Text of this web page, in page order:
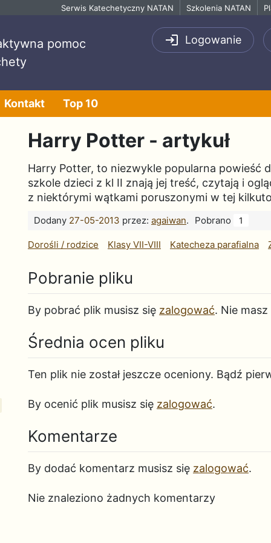
Serwis Katechetyczny NATAN Szkolenia NATAN
pomoc
Logowanie
Kontakt Top 10
Harry Potter - artykuł
Harry Potter, to niezwykle popularna powieść
szkole dzieci z kl II znają jej treść, czytają i
z niektórymi wątkami poruszonymi w tej
Dodany 27-05-2013 przez: agaiwan. Pobrano 1
Dorośli / rodzice Klasy VII-VIII Katecheza parafialna
Pobranie pliku
By pobrać plik musisz się zalogować. Nie
Średnia ocen pliku
Ten plik nie został jeszcze oceniony. Bądź
By ocenić plik musisz się zalogować.
Komentarze
By dodać komentarz musisz się zalogować.
Nie znaleziono żadnych komentarzy